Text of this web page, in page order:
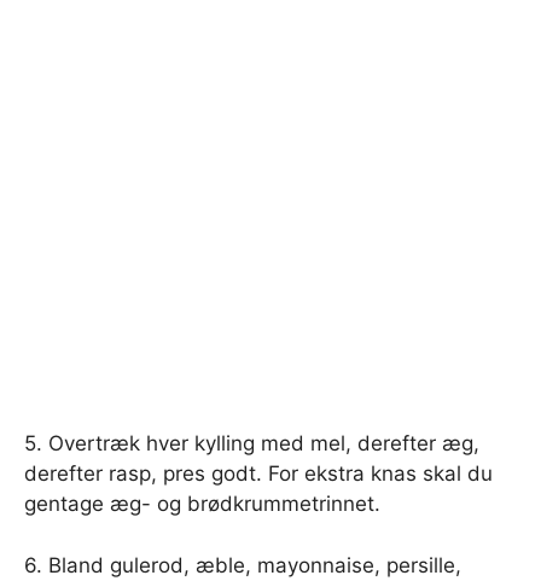
5. Overtræk hver kylling med mel, derefter æg,
derefter rasp, pres godt. For ekstra knas skal du
gentage æg- og brødkrummetrinnet.
6. Bland gulerod, æble, mayonnaise, persille,